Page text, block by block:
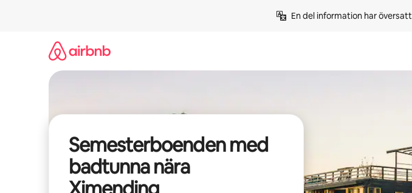
En del information har
Semesterboenden med
badtunna nära